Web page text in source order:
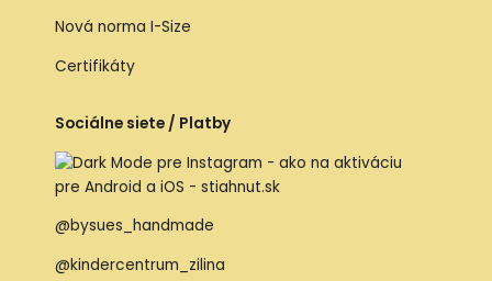
Nová norma I-Size
Certifikáty
Sociálne siete / Platby
@bysues_handmade
@kindercentrum_zilina